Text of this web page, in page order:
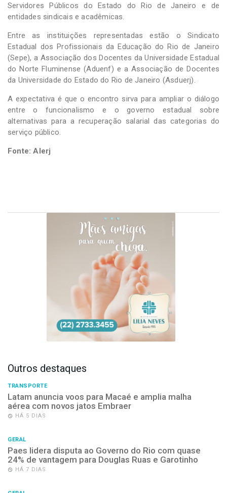
Servidores Públicos do Estado do Rio de Janeiro e de
entidades sindicais e acadêmicas.
Entre as instituições representadas estão o Sindicato
Estadual dos Profissionais da Educação do Rio de Janeiro
(Sepe), a Associação dos Docentes da Universidade Estadual
do Norte Fluminense (Aduenf) e a Associação de Docentes
da Universidade do Estado do Rio de Janeiro (Asduerj).
A expectativa é que o encontro sirva para ampliar o diálogo
entre o funcionalismo e o governo estadual sobre
alternativas para a recuperação salarial das categorias do
serviço público.
Fonte: Alerj
Outros destaques
TRANSPORTE
Latam anuncia voos para Macaé e amplia malha
aérea com novos jatos Embraer
HÁ 5 DIAS
GERAL
Paes lidera disputa ao Governo do Rio com quase
24% de vantagem para Douglas Ruas e Garotinho
HÁ 7 DIAS